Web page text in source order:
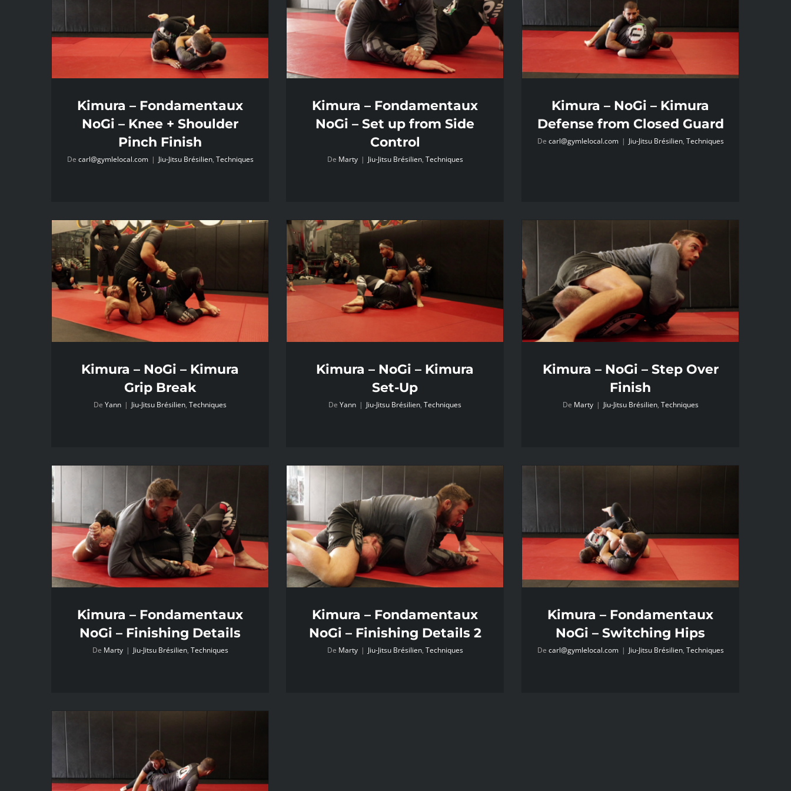
Kimura – Fondamentaux
NoGi – Knee + Shoulder
Pinch Finish
De carl@gymlelocal.com | Jiu-Jitsu Brésilien, Techniques
Kimura – Fondamentaux
NoGi – Set up from Side
Control
De Marty | Jiu-Jitsu Brésilien, Techniques
Kimura – NoGi – Kimura
Defense from Closed Guard
De carl@gymlelocal.com | Jiu-Jitsu Brésilien, Techniques
Kimura – NoGi – Kimura
Grip Break
De Yann | Jiu-Jitsu Brésilien, Techniques
Kimura – NoGi – Kimura
Set-Up
De Yann | Jiu-Jitsu Brésilien, Techniques
Kimura – NoGi – Step Over
Finish
De Marty | Jiu-Jitsu Brésilien, Techniques
Kimura – Fondamentaux
NoGi – Finishing Details
De Marty | Jiu-Jitsu Brésilien, Techniques
Kimura – Fondamentaux
NoGi – Finishing Details 2
De Marty | Jiu-Jitsu Brésilien, Techniques
Kimura – Fondamentaux
NoGi – Switching Hips
De carl@gymlelocal.com | Jiu-Jitsu Brésilien, Techniques